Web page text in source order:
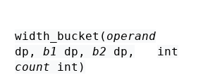
width_bucket( operand
dp , b1 dp , b2 dp ,
count
int )
int